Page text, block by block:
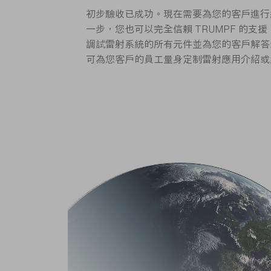
初步驗收已成功。現在需要為您的客戶進
一步，您也可以完全信賴 TRUMPF 的支
調試雷射系統的所有元件並為您的客戶解
可為您客戶的員工量身定制雷射應用介紹